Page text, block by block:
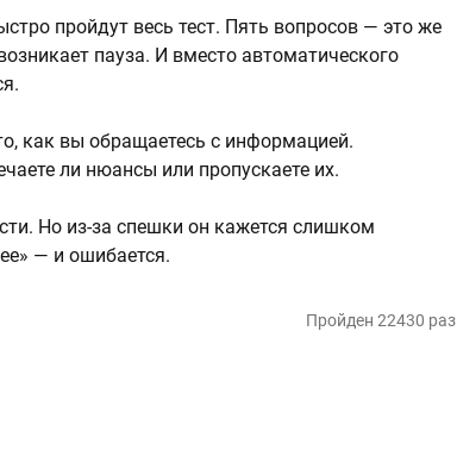
пройдут весь тест. Пять вопросов — это же
пауза. И вместо автоматического
как вы обращаетесь с информацией.
ли нюансы или пропускаете их.
Но из-за спешки он кажется слишком
— и ошибается.
Пройден 22430 раз